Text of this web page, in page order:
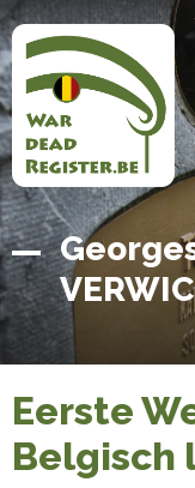
Overslaan
en
naar
de
inhoud
gaan
Home
Belgian
War
Dead
Register
Eerste
Belgisch